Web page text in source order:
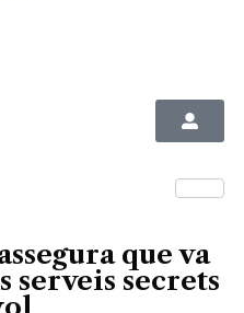
que va
serveis secrets